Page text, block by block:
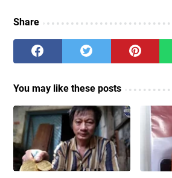
Share
You may like these posts